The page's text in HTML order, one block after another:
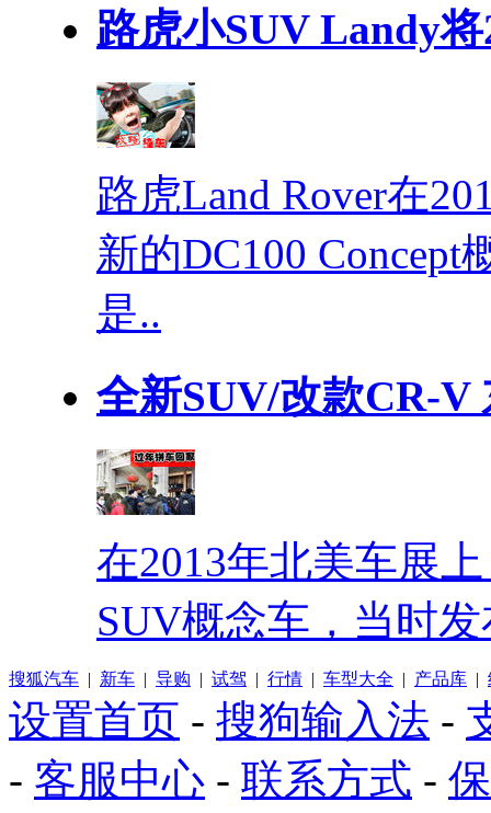
路虎小SUV Landy
路虎Land Rover在
新的DC100
是..
全新SUV/改款CR-V
在2013年北美车展
SUV概念车，当时
搜狐汽车 | 新车 | 导购 | 试驾 | 行情 | 车型大全 | 产品库 |
设置首页 - 搜狗输入法 -
- 客服中心 - 联系方式 -